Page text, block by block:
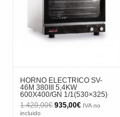
HORNO ELECTRICO SV-
46M 380III 5,4KW
600X400/GN 1/1(530×325)
1.420,00€ El
precio
935,00€ElIVA no
incluido